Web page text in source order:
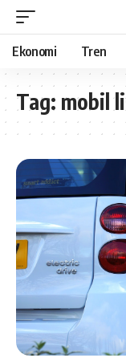
Ekonomi Tren
Tag: mobil